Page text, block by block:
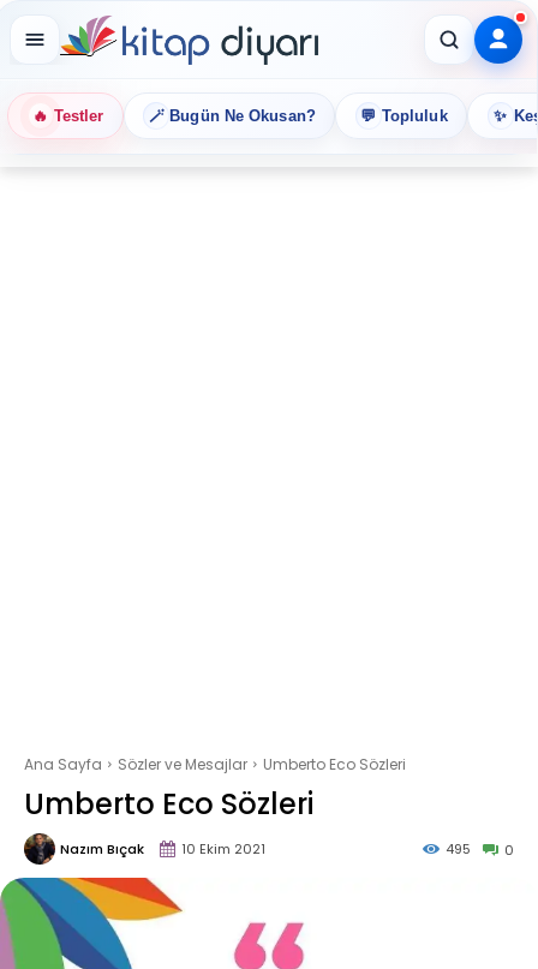
🔥 Testler 🪄 Bugün Ne Okusan? 💬 Topluluk ✨
Ana Sayfa Sözler ve Mesajlar Umberto Eco Sözleri
Umberto Eco Sözleri
Nazım Bıçak 10 Ekim 2021 0
495